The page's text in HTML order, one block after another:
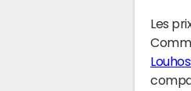
Les